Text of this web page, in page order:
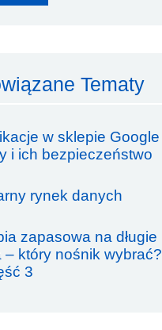
Tematy
w sklepie Google
i ich bezpieczeństwo
rynek danych
zapasowa na długie
– który nośnik wybrać?
3